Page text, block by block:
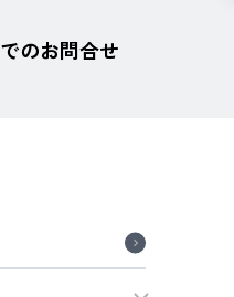
のお問合せ